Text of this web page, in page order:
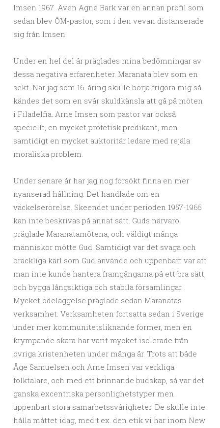
Imsen 1967. Även Agne Bark var en annan profil som
sedan blev ÖM-pastor, som i den vevan distanserade
sig från Imsen.
Under en hel del år präglades mina bedömningar av
dessa negativa erfarenheter. Maranata blev som en
sekt. När jag som 16-åring skulle börja frigöra mig så
kändes det som en svår skuldkänsla att gå på möten
i Filadelfia. Arne Imsen som pastor var också
speciellt, en mycket profetisk predikant, men
samtidigt en mycket auktoritär ledare med rejäla
moraliska problem.
Under senare år har jag nog försökt finna en mer
nyanserad hållning. Det handlade om en
väckelserörelse. Skeendet under perioden 1957-1965
kan inte beskrivas på annat sätt. Guds närvaro
präglade Maranatamötena, och väldigt många
människor mötte Gud. Samtidigt var det svaga och
bräckliga kärl som Gud använde och uppenbart var att
man inte kunde hantera framgångarna på ett bra sätt,
och bygga långsiktiga och stabila församlingar.
Mycket ödeläggelse präglade sedan Maranatas
verksamhet. Verksamheten fortsatta sedan i Sverige
under mer kommunitetsliknande former, men en
krympande skara har varit mycket isolerade från
övriga kristenheten under många år. Trots att både
Åge Samuelsen och Arne Imsen var verkliga
folktalare, och med ett brinnande budskap, så var det
ganska excentriska personlighetstyper men
uppenbart stora samarbetssvårigheter. De skulle inte
hålla måttet idag, med t.ex. den etik vi har inom New